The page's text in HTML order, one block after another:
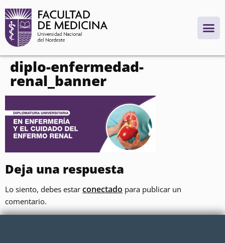
contenido
diplo-enfermedad-
renal_banner
Deja una respuesta
Lo siento, debes estar conectado para publicar un
comentario.